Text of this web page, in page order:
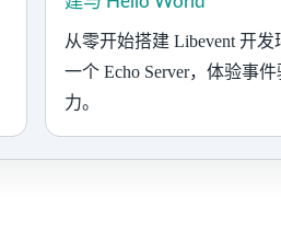
从零开始搭建 Libevent 开
一个 Echo Server，体验事
力。